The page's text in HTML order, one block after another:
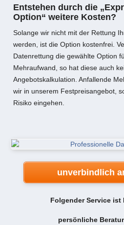
Entstehen durch die
Option“ weitere Kosten?
Solange wir nicht mit der Rettung
werden, ist die Option kostenfrei.
Datenrettung die gewählte Option
Mehraufwand, so hat diese auch
Angebotskalkulation. Anfallende
wir in unserem Festpreisangebot,
Risiko eingehen.
unverbindlich
Folgender Service
persönliche